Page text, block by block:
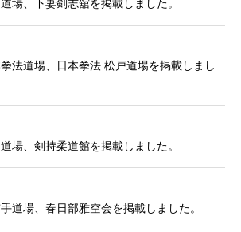
場、下妻剣志舘を掲載しました。
法道場、日本拳法 松戸道場を掲載しまし
場、剣持柔道館を掲載しました。
道場、春日部雅空会を掲載しました。